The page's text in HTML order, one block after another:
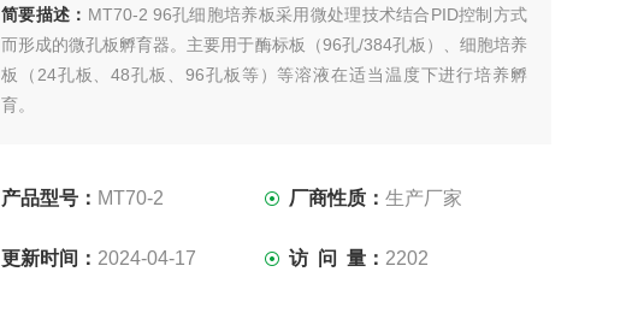
简要描述： MT70-2 96孔细胞培养板采用微处理技术结合PID控制方式
而形成的微孔板孵育器。主要用于酶标板（96孔/384孔板）、细胞培养
板（24孔板、48孔板、96孔板等）等溶液在适当温度下进行培养孵
育。
产品型号： MT70-2 厂商性质： 生产厂家
更新时间： 2024-04-17 访 问 量： 2202